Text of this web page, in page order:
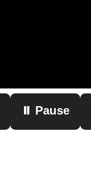
⏸ Pause